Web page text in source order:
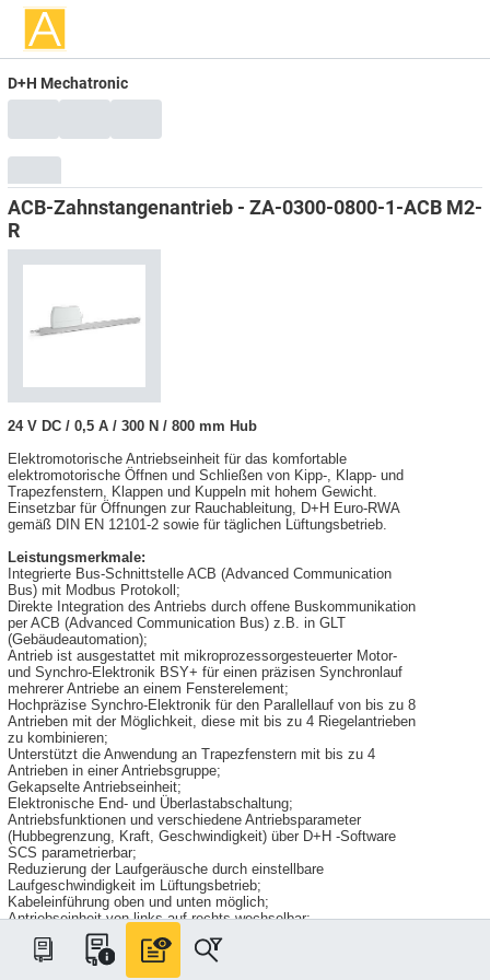
D+H Mechatronic
ACB-Zahnstangenantrieb - ZA-0300-0800-1-ACB M2-
R
24 V DC / 0,5 A / 300 N / 800 mm Hub
Elektromotorische Antriebseinheit für das komfortable
elektromotorische Öffnen und Schließen von Kipp-, Klapp- und
Trapezfenstern, Klappen und Kuppeln mit hohem Gewicht.
Einsetzbar für Öffnungen zur Rauchableitung, D+H Euro-RWA
gemäß DIN EN 12101-2 sowie für täglichen Lüftungsbetrieb.
Leistungsmerkmale:
Integrierte Bus-Schnittstelle ACB (Advanced Communication
Bus) mit Modbus Protokoll;
Direkte Integration des Antriebs durch offene Buskommunikation
per ACB (Advanced Communication Bus) z.B. in GLT
(Gebäudeautomation);
Antrieb ist ausgestattet mit mikroprozessorgesteuerter Motor-
und Synchro-Elektronik BSY+ für einen präzisen Synchronlauf
mehrerer Antriebe an einem Fensterelement;
Hochpräzise Synchro-Elektronik für den Parallellauf von bis zu 8
Antrieben mit der Möglichkeit, diese mit bis zu 4 Riegelantrieben
zu kombinieren;
Unterstützt die Anwendung an Trapezfenstern mit bis zu 4
Antrieben in einer Antriebsgruppe;
Gekapselte Antriebseinheit;
Elektronische End- und Überlastabschaltung;
Antriebsfunktionen und verschiedene Antriebsparameter
(Hubbegrenzung, Kraft, Geschwindigkeit) über D+H -Software
SCS parametrierbar;
Reduzierung der Laufgeräusche durch einstellbare
Laufgeschwindigkeit im Lüftungsbetrieb;
Kabeleinführung oben und unten möglich;
Antriebseinheit von links auf rechts wechselbar;
Lebensdauer liegt bei > 20000 Doppelhüben im Lüftungsfall;
Funktionsbeschreibung ACB